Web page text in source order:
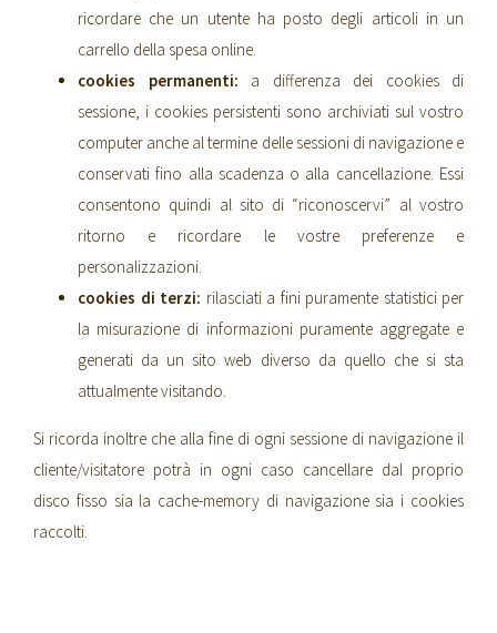
ricordare che un utente ha posto degli articoli in un
carrello della spesa online.
cookies permanenti: a differenza dei cookies di
sessione, i cookies persistenti sono archiviati sul vostro
computer anche al termine delle sessioni di navigazione e
conservati fino alla scadenza o alla cancellazione. Essi
consentono quindi al sito di “riconoscervi” al vostro
ritorno e ricordare le vostre preferenze e
personalizzazioni.
cookies di terzi: rilasciati a fini puramente statistici per
la misurazione di informazioni puramente aggregate e
generati da un sito web diverso da quello che si sta
attualmente visitando.
Si ricorda inoltre che alla fine di ogni sessione di navigazione il
cliente/visitatore potrà in ogni caso cancellare dal proprio
disco fisso sia la cache-memory di navigazione sia i cookies
raccolti.